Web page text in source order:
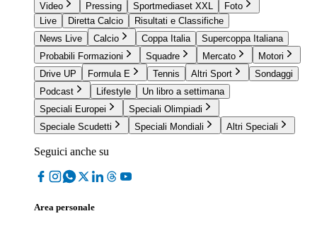
Video Pressing Sportmediaset XXL
Foto
Live
Diretta Calcio
Risultati e Classifiche
News Live
Calcio Coppa Italia
Supercoppa Italiana
Probabili Formazioni
Squadre Mercato
Motori
Drive UP
Formula E Tennis Altri Sport
Sondaggi
Podcast
Lifestyle
Un libro a settimana
Speciali Europei
Speciali Olimpiadi
Speciale Scudetti
Speciali Mondiali Altri Speciali
Seguici anche su
Area personale